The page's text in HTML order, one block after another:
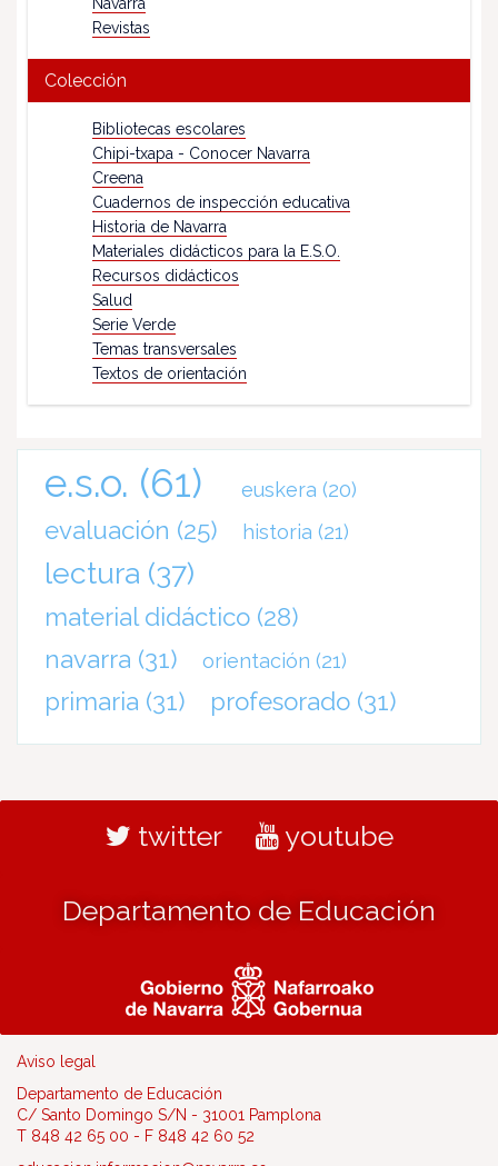
Navarra
Revistas
Colección
Bibliotecas escolares
Chipi-txapa - Conocer Navarra
Creena
Cuadernos de inspección educativa
Historia de Navarra
Materiales didácticos para la E.S.O.
Recursos didácticos
Salud
Serie Verde
Temas transversales
Textos de orientación
e.s.o. (61) euskera (20)
evaluación (25) historia (21)
lectura (37)
material didáctico (28)
navarra (31) orientación (21)
primaria (31) profesorado (31)
twitter youtube
Departamento de Educación
Aviso legal
Departamento de Educación
C/ Santo Domingo S/N - 31001 Pamplona
T 848 42 65 00 - F 848 42 60 52